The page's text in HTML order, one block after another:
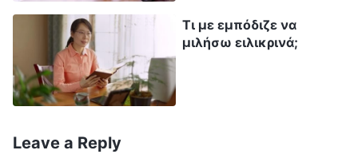
τη Σιν Τσενγκ. Μια φορά, υπήρχε μια ευκαιρία
επαγγελματικής κατάρτισης και, καθώς η Σιν
Τσενγκ μάθαινε γρήγορα, η καλύτερη επιλογή
ήταν να τη στείλει για κατάρτιση και στη
όταν επέστρεφε. Αλλά η Γουάνγκ Λι επέμενε να
Τι με εμπόδιζε να
μιλήσω ειλικρινά;
Leave a Reply